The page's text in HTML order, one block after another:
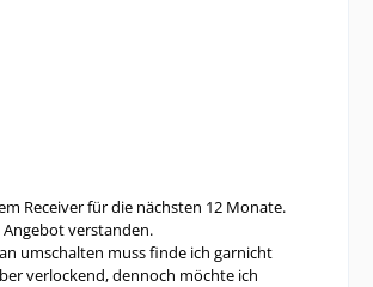
Receiver für die nächsten 12 Monate.
verstanden.
umschalten muss finde ich garnicht
verlockend, dennoch möchte ich